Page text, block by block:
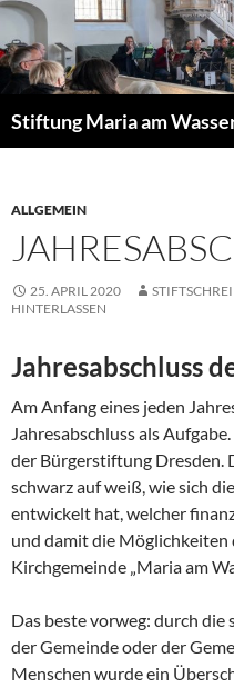
Zum
Inhalt
springen
Stiftung Maria am
ALLGEMEIN
25. APRIL 2020
HINTERLASSEN
Jahresabschluss
Am Anfang eines jeden
Jahresabschluss als
der Bürgerstiftung Dresden.
schwarz auf weiß, wie sich
entwickelt hat, welcher
und damit die Möglichkeiten
Kirchgemeinde „Maria am
Das beste vorweg: durch
der Gemeinde oder der
Menschen wurde ein